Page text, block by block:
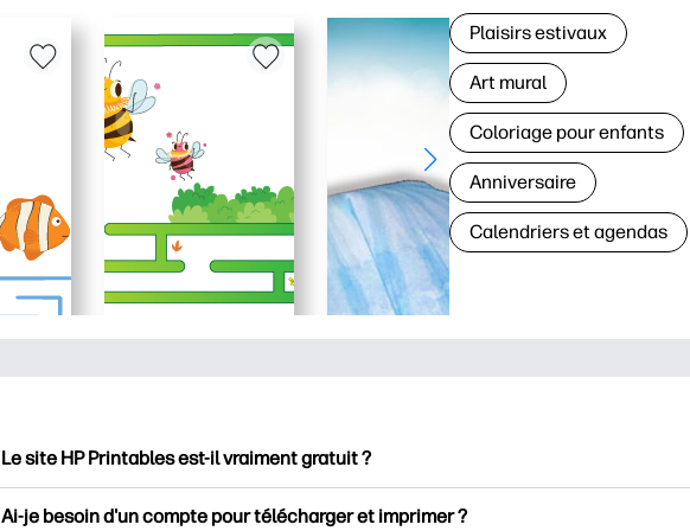
Plaisirs estivaux
Art mural
Coloriage pour enfants
Anniversaire
Calendriers et agendas
Le site HP Printables est-il vraiment gratuit ?
Ai-je besoin d'un compte pour télécharger et imprimer ?